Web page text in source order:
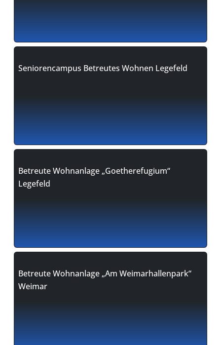
Seniorencampus Betreutes Wohnen Legefeld
Betreute Wohnanlage „Goetherefugium“
Legefeld
Betreute Wohnanlage „Am Weimarhallenpark“
Weimar